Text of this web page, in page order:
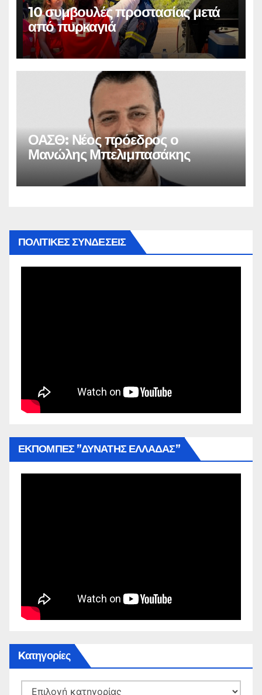
10 συμβουλές προστασίας μετά
από πυρκαγιά
ΟΑΣΘ: Νέος πρόεδρος ο
Μανώλης Μπελιμπασάκης
ΠΟΛΙΤΙΚΕΣ ΣΥΝΔΕΣΕΙΣ
ΕΚΠΟΜΠΕΣ ”ΔΥΝΑΤΗΣ ΕΛΛΑΔΑΣ”
Kατηγορίες
Kατηγορίες